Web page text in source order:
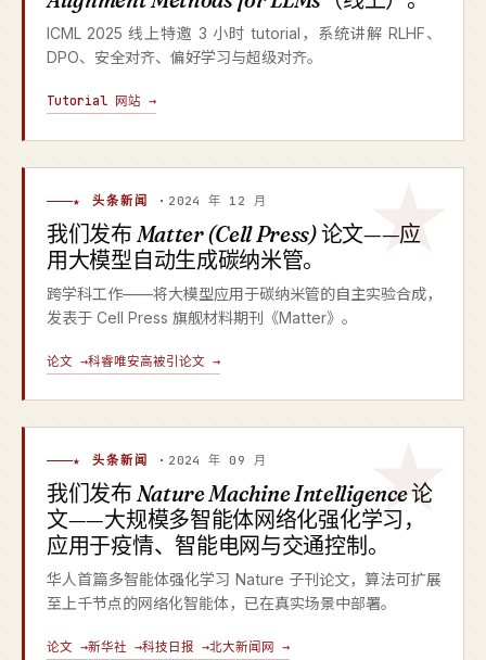
ICML 2025 线上特邀 3 小时 tutorial，系统讲解 RLHF、
DPO、安全对齐、偏好学习与超级对齐。
Tutorial 网站 →
★ 头条新闻 · 2024 年 12 月
我们发布 Matter (Cell Press)论文——应
用大模型自动生成碳纳米管。
跨学科工作——将大模型应用于碳纳米管的自主实验合成，
发表于 Cell Press 旗舰材料期刊《Matter》。
论文 →科睿唯安高被引论文 →
★ 头条新闻 · 2024 年 09 月
我们发布 Nature Machine Intelligence论
文——大规模多智能体网络化强化学习，
应用于疫情、智能电网与交通控制。
华人首篇多智能体强化学习 Nature 子刊论文，算法可扩展
至上千节点的网络化智能体，已在真实场景中部署。
论文 →新华社 →科技日报 →北大新闻网 →